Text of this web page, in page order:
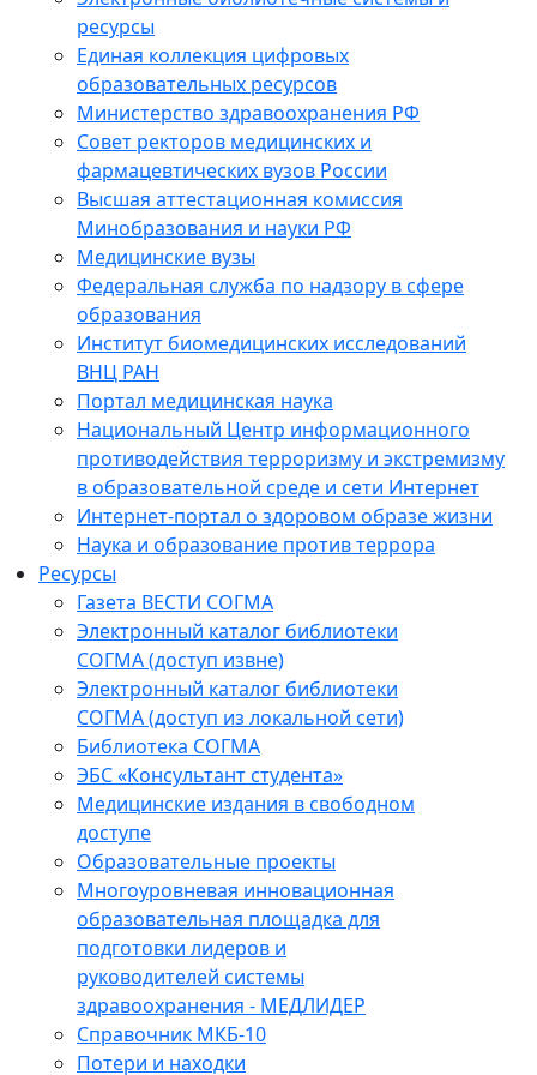
ресурсы
Единая коллекция цифровых
образовательных ресурсов
Министерство здравоохранения РФ
Совет ректоров медицинских и
фармацевтических вузов России
Высшая аттестационная комиссия
Минобразования и науки РФ
Медицинские вузы
Федеральная служба по надзору в сфере
образования
Институт биомедицинских исследований
ВНЦ РАН
Портал медицинская наука
Национальный Центр информационного
противодействия терроризму и экстремизму
в образовательной среде и сети Интернет
Интернет-портал о здоровом образе жизни
Наука и образование против террора
Ресурсы
Газета ВЕСТИ СОГМА
Электронный каталог библиотеки
СОГМА (доступ извне)
Электронный каталог библиотеки
СОГМА (доступ из локальной сети)
Библиотека СОГМА
ЭБС «Консультант студента»
Медицинские издания в свободном
доступе
Образовательные проекты
Многоуровневая инновационная
образовательная площадка для
подготовки лидеров и
руководителей системы
здравоохранения - МЕДЛИДЕР
Справочник МКБ-10
Потери и находки